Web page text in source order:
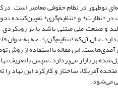
نوظهور در نظام حقوقی معاصر است.
در *نظارت* و *تنظیم‌گری*
و صنعت ملی مبتنی باشد یا بر
دارد، حال آن‌که *تنظیم‌گری*، چه به‌عنوان
این مقاله با استفاده از روش
بر بازار می‌پردازد، سپس با تعریف
متحده آمریکا، ساختار و کارکرد این
می‌شود.